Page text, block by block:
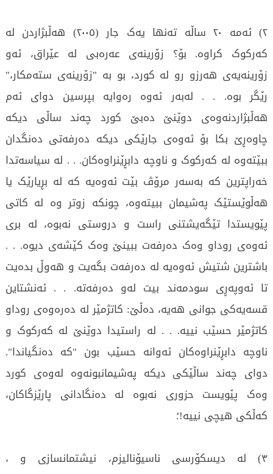
٢) ئەمە ٢٠ ساڵە تەنها یەک جار (٢٠٠٥) هەڵبژاردن لە
کەرکوک کراوە. بۆ؟ زۆرینەی عەرەبی لە عێراق، ئەو
زۆرینەیەی هەرزو رو لە کورد، بو بە "زۆرینەی ستەمکار،"
رێگر بوە. . . لەبەر ئەوە رەوایە بپرسین دوای ئەم
هەڵبژاردنەوەی دوێنێ دەبێ کورد چەند ساڵی دیکە
چاوەڕێ بکا بۆ ئەوەی جارێکی دیکە دەرفەتی دەنگدان
ببێتەوە لە کەرکوک و ناوچە دابڕێنراوەکان. . . لە سیاسەتدا
خەراپترین کە بەسەر مرۆڤ بێت ئەوەیە کە لە بڕیارێک یا
هەڵوێستێک پەشیمان ببیتەوە، چونکە زوتر وە لە کاتی
پێویستدا تێگەیشتنی راست و دروستی نەبوە، لە بری
ئەوەی روداو وەک دەرفەت ببینێ وەک کێشەی دیوە. . .
باشترین شتیش ئەوەیە لە دەرفەت بگەیت و هەوڵ بدەیت
تا ئەوپەڕی سودمەند بیت لەو دەرفەتە. . . ئەنشتاین
قسەیەکی جوانی هەیە، دەڵێ: کاتژمێر لە دەرەوەی روداو
کاتژمێر حسێب نییە. . . لە راستیدا دوێنێ لە کەرکوک و
ناوچە دابڕێنراوەکان ئەوانە حسێب بون "کە دەنگیاندا".
دوای چەند ساڵێکی دیکە پەشیمانبونەوە لەوەی کورد
وەک پێویست حزوری نەبوە لە دەنگادانی پارێزگاکان،
کەڵکی هیچی نییە!؛
٣) لە دیسکۆرسی ناسیۆنالیزم، نیشتمانسازی و ،